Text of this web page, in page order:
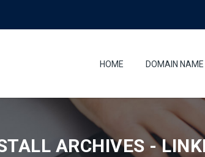
HOME DOMAIN NAME
ARCHIVES -